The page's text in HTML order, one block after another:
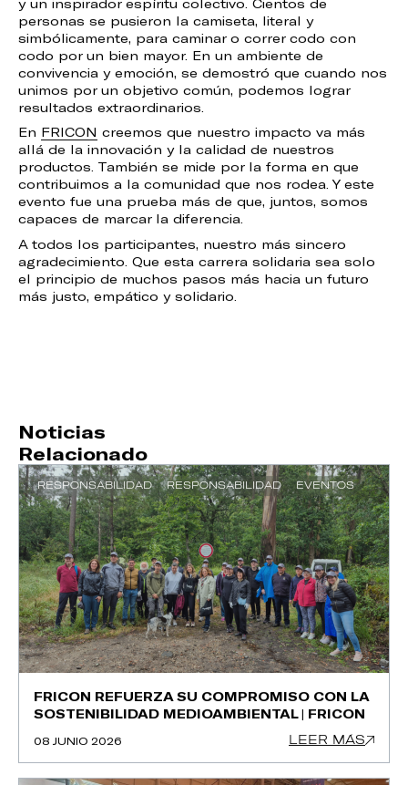
personas se pusieron la camiseta, literal y
simbólicamente, para caminar o correr codo con
codo por un bien mayor. En un ambiente de
convivencia y emoción, se demostró que cuando nos
unimos por un objetivo común, podemos lograr
resultados extraordinarios.
En FRICON creemos que nuestro impacto va más
allá de la innovación y la calidad de nuestros
productos. También se mide por la forma en que
contribuimos a la comunidad que nos rodea. Y este
evento fue una prueba más de que, juntos, somos
capaces de marcar la diferencia.
A todos los participantes, nuestro más sincero
agradecimiento. Que esta carrera solidaria sea solo
el principio de muchos pasos más hacia un futuro
más justo, empático y solidario.
Noticias
Relacionado
RESPONSABILIDAD RESPONSABILIDAD EVENTOS
FRICON REFUERZA SU COMPROMISO CON LA
SOSTENIBILIDAD MEDIOAMBIENTAL | FRICON
08 JUNIO 2026 LEER MÁS